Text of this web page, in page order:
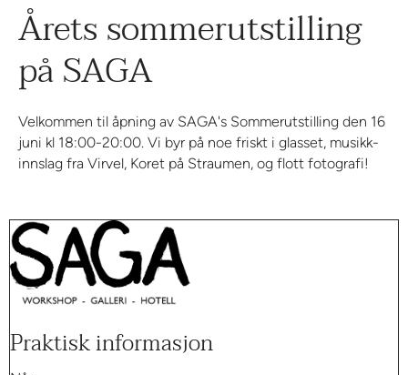
Årets sommerutstilling
på SAGA
Velkommen til åpning av SAGA's Sommerutstilling den 16
juni kl 18:00-20:00. Vi byr på noe friskt i glasset, musikk-
innslag fra Virvel, Koret på Straumen, og flott fotografi!
Praktisk informasjon